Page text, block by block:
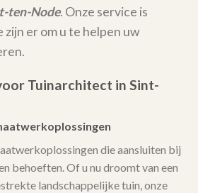
ten-Node. Onze service is
er om u te helpen uw
Tuinarchitect in Sint-
die aansluiten bij
behoeften. Of u nu droomt van een
landschappelijke tuin, onze